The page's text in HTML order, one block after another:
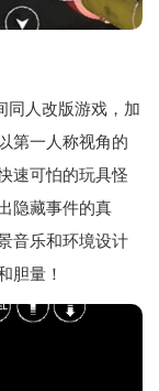
同人改版游戏，加
第一人称视角的
速可怕的玩具怪
隐藏事件的真
音乐和环境设计
胆量！